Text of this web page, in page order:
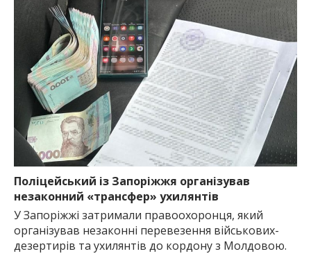
Поліцейський із Запоріжжя організував
незаконний «трансфер» ухилянтів
У Запоріжжі затримали правоохоронця, який
організував незаконні перевезення військових-
дезертирів та ухилянтів до кордону з Молдовою.